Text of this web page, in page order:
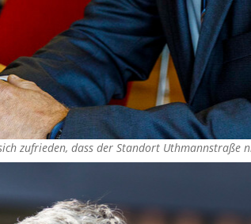
zufrieden, dass der Standort